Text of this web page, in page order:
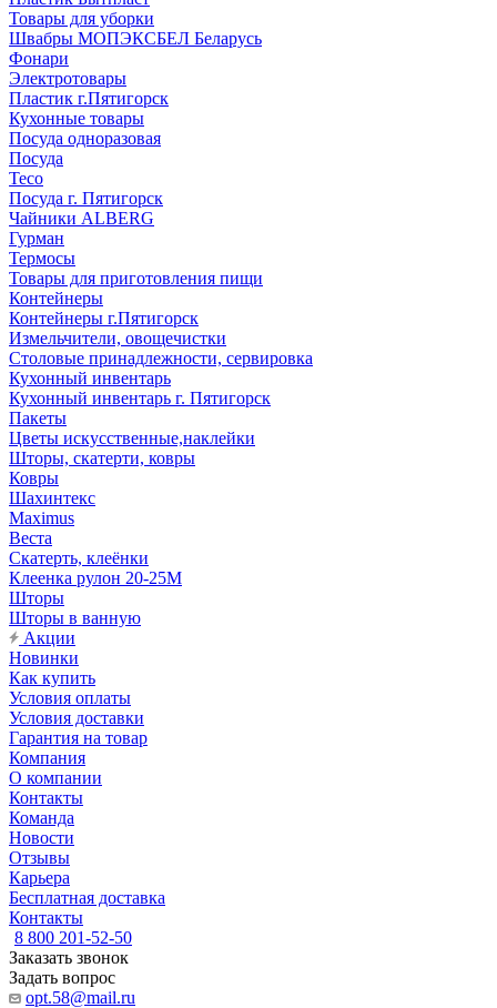
Товары для уборки
Швабры МОПЭКСБЕЛ Беларусь
Фонари
Электротовары
Пластик г.Пятигорск
Кухонные товары
Посуда одноразовая
Посуда
Teco
Посуда г. Пятигорск
Чайники ALBERG
Гурман
Термосы
Товары для приготовления пищи
Контейнеры
Контейнеры г.Пятигорск
Измельчители, овощечистки
Столовые принадлежности, сервировка
Кухонный инвентарь
Кухонный инвентарь г. Пятигорск
Пакеты
Цветы искусственные,наклейки
Шторы, скатерти, ковры
Ковры
Шахинтекс
Maximus
Веста
Скатерть, клеёнки
Клеенка рулон 20-25М
Шторы
Шторы в ванную
Акции
Новинки
Как купить
Условия оплаты
Условия доставки
Гарантия на товар
Компания
О компании
Контакты
Команда
Новости
Отзывы
Карьера
Бесплатная доставка
Контакты
8 800 201-52-50
Заказать звонок
Задать вопрос
opt.58@mail.ru